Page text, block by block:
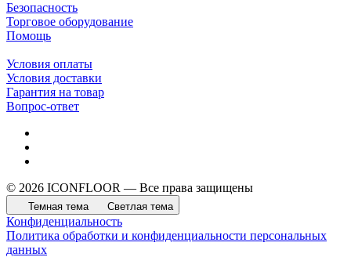
Безопасность
Торговое оборудование
Помощь
Условия оплаты
Условия доставки
Гарантия на товар
Вопрос-ответ
© 2026 ICONFLOOR — Все права защищены
Темная тема Светлая тема
Конфиденциальность
Политика обработки и конфиденциальности персональных
данных